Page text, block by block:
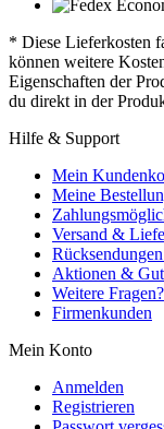
* Diese Lieferkosten
können weitere
Eigenschaften der
du direkt in der
Hilfe & Support
Mein
Meine
Versand &
Aktionen &
Weitere Fragen?
Firmenkunden
Mein Konto
Anmelden
Registrieren